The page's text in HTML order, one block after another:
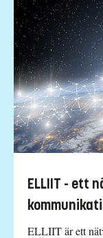
ELLIIT - ett
ELLIIT är ett